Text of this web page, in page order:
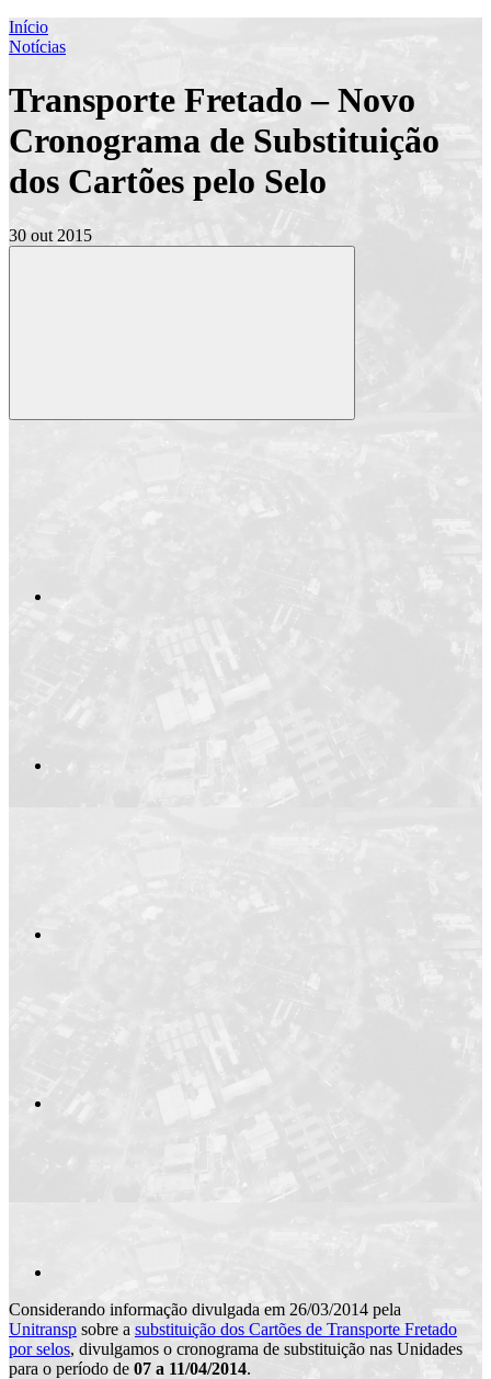
Início
Notícias
Transporte Fretado – Novo
Cronograma de Substituição
dos Cartões pelo Selo
30 out 2015
Compartilhar
Compartilhar
Considerando informação divulgada em 26/03/2014 pela
Unitransp sobre a substituição dos Cartões de Transporte Fretado
por selos, divulgamos o cronograma de substituição nas Unidades
para o período de 07 a 11/04/2014.